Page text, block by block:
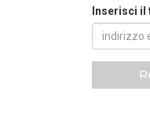
Inserisci il